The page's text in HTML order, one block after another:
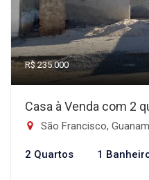
R$ 235.000
Casa à Venda com 2
São Francisco,
2 Quartos 1